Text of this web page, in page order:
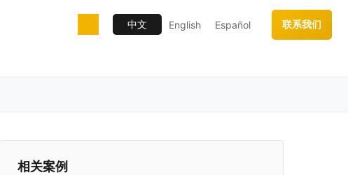
中文 English Español 联系我们
相关案例